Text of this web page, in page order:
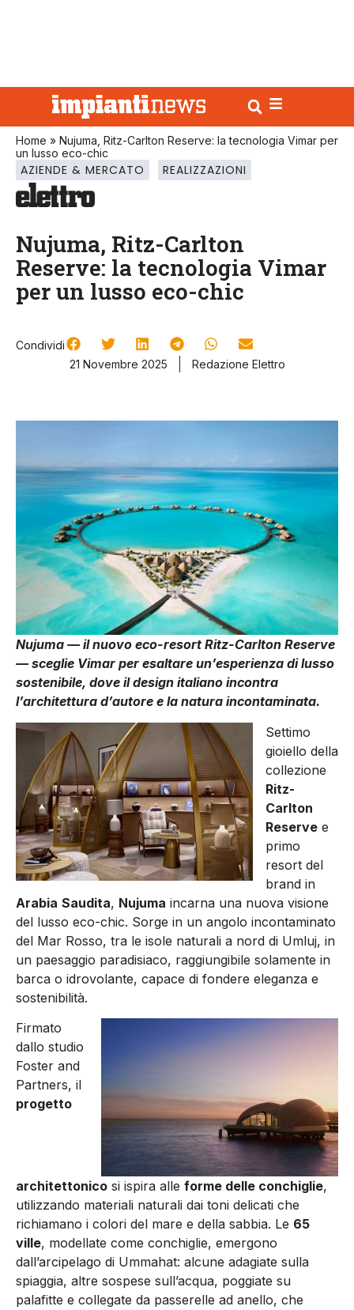
Home » Nujuma, Ritz-Carlton Reserve: la tecnologia Vimar per
un lusso eco-chic
AZIENDE & MERCATO REALIZZAZIONI
Nujuma, Ritz-Carlton
Reserve: la tecnologia Vimar
per un lusso eco-chic
Condividi
21 Novembre 2025
Redazione Elettro
Nujuma — il nuovo eco-resort Ritz-Carlton Reserve
— sceglie Vimar per esaltare un’esperienza di lusso
sostenibile, dove il design italiano incontra
l’architettura d’autore e la natura incontaminata.
Settimo
gioiello della
collezione
Ritz-
Carlton
Reserve e
primo
resort del
brand in
Arabia Saudita, Nujuma incarna una nuova visione
del lusso eco-chic. Sorge in un angolo incontaminato
del Mar Rosso, tra le isole naturali a nord di Umluj, in
un paesaggio paradisiaco, raggiungibile solamente in
barca o idrovolante, capace di fondere eleganza e
sostenibilità.
Firmato
dallo studio
Foster and
Partners, il
progetto
architettonico si ispira alle forme delle conchiglie,
utilizzando materiali naturali dai toni delicati che
richiamano i colori del mare e della sabbia. Le 65
ville, modellate come conchiglie, emergono
dall’arcipelago di Ummahat: alcune adagiate sulla
spiaggia, altre sospese sull’acqua, poggiate su
palafitte e collegate da passerelle ad anello, che